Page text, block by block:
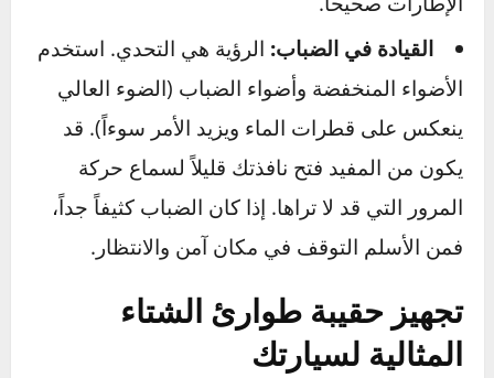
والفرامل. هذا يسمح للإطارات باستعادة تماسكها.
الخطوة 2: وجه المقود حيث تريد أن تذهب.
انظر إلى المسار الذي تريد أن تسلكه (وليس إلى
الحائط الذي تتجه إليه!). وجه المقود بلطف في هذا
الاتجاه. القاعدة تقول: “وجه المقود في نفس اتجاه
انزلاق مؤخرة السيارة”. إذا انزلقت مؤخرة السيارة